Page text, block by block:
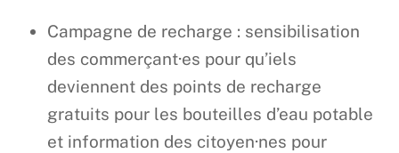
Campagne de recharge : sensibilisation
des commerçant·es pour qu’iels
deviennent des points de recharge
gratuits pour les bouteilles d’eau potable
et information des citoyen·nes pour